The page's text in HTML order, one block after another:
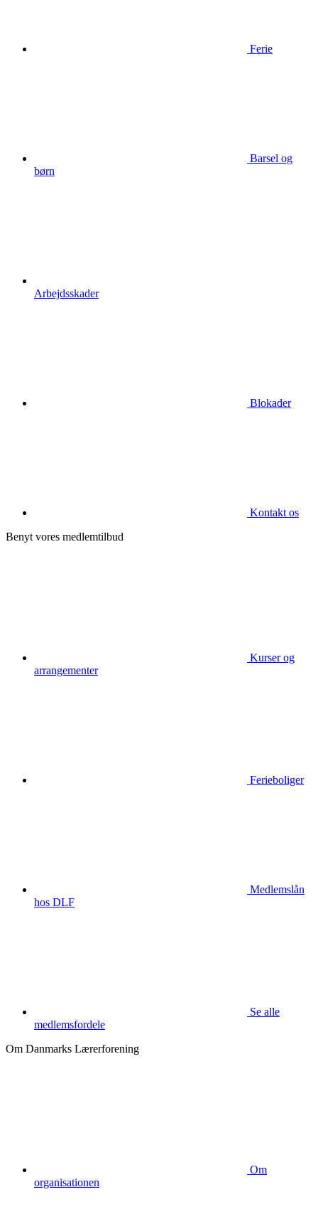
Ferie
Barsel og
børn
Arbejdsskader
Blokader
Kontakt os
Benyt vores medlemtilbud
Kurser og
arrangementer
Ferieboliger
Medlemslån
hos DLF
Se alle
medlemsfordele
Om Danmarks Lærerforening
Om
organisationen